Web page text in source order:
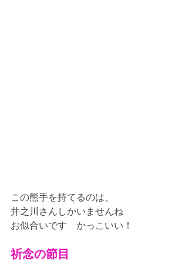
この熊手を持てるのは、
井之川さんしかいませんね
お似合いです　かっこいい！
祈念の節目